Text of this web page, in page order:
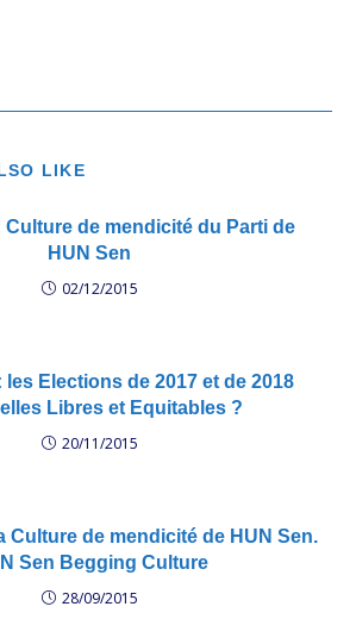
LIKE
Culture de mendicité du Parti de
HUN Sen
02/12/2015
Elections de 2017 et de 2018
Libres et Equitables ?
20/11/2015
Culture de mendicité de HUN Sen.
Sen Begging Culture
28/09/2015